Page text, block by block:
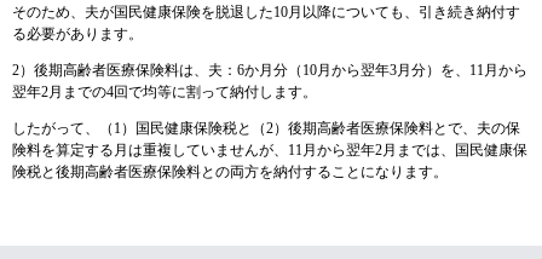
そのため、夫が国民健康保険を脱退した10月以降についても、引き続き納付す
る必要があります。
2）後期高齢者医療保険料は、夫：6か月分（10月から翌年3月分）を、11月から
翌年2月までの4回で均等に割って納付します。
したがって、（1）国民健康保険税と（2）後期高齢者医療保険料とで、夫の保
険料を算定する月は重複していませんが、11月から翌年2月までは、国民健康保
険税と後期高齢者医療保険料との両方を納付することになります。